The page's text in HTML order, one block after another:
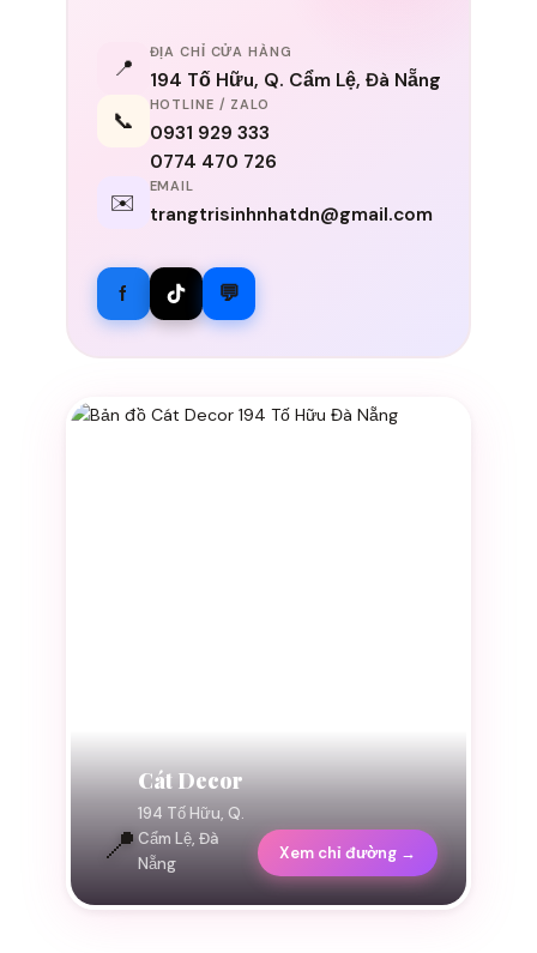
📍
ĐỊA CHỈ CỬA HÀNG
194 Tố Hữu, Q. Cẩm Lệ, Đà Nẵng
📞
HOTLINE / ZALO
0931 929 333
0774 470 726
✉️
EMAIL
trangtrisinhnhatdn@gmail.com
f 💬
📍
Cát Decor
194 Tố Hữu, Q.
Cẩm Lệ, Đà
Nẵng
Xem chỉ đường →